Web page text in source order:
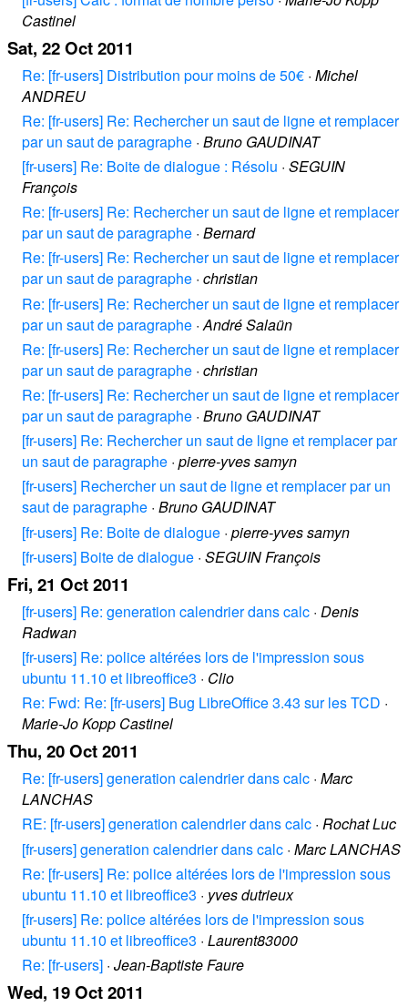
Castinel
Sat, 22 Oct 2011
Re: [fr-users] Distribution pour moins de 50€ · Michel
ANDREU
Re: [fr-users] Re: Rechercher un saut de ligne et remplacer
par un saut de paragraphe · Bruno GAUDINAT
[fr-users] Re: Boite de dialogue : Résolu · SEGUIN
François
Re: [fr-users] Re: Rechercher un saut de ligne et remplacer
par un saut de paragraphe · Bernard
Re: [fr-users] Re: Rechercher un saut de ligne et remplacer
par un saut de paragraphe · christian
Re: [fr-users] Re: Rechercher un saut de ligne et remplacer
par un saut de paragraphe ·André Salaün
Re: [fr-users] Re: Rechercher un saut de ligne et remplacer
par un saut de paragraphe · christian
Re: [fr-users] Re: Rechercher un saut de ligne et remplacer
par un saut de paragraphe · Bruno GAUDINAT
[fr-users] Re: Rechercher un saut de ligne et remplacer par
un saut de paragraphe · pierre-yves samyn
[fr-users] Rechercher un saut de ligne et remplacer par un
saut de paragraphe · Bruno GAUDINAT
[fr-users] Re: Boite de dialogue · pierre-yves samyn
[fr-users] Boite de dialogue · SEGUIN François
Fri, 21 Oct 2011
[fr-users] Re: generation calendrier dans calc · Denis
Radwan
[fr-users] Re: police altérées lors de l'impression sous
ubuntu 11.10 et libreoffice3 · Clio
Re: Fwd: Re: [fr-users] Bug LibreOffice 3.43 sur les TCD ·
Marie-Jo Kopp Castinel
Thu, 20 Oct 2011
Re: [fr-users] generation calendrier dans calc · Marc
LANCHAS
RE: [fr-users] generation calendrier dans calc · Rochat Luc
[fr-users] generation calendrier dans calc · Marc LANCHAS
Re: [fr-users] Re: police altérées lors de l'impression sous
ubuntu 11.10 et libreoffice3 · yves dutrieux
[fr-users] Re: police altérées lors de l'impression sous
ubuntu 11.10 et libreoffice3 · Laurent83000
Re: [fr-users] · Jean-Baptiste Faure
Wed, 19 Oct 2011